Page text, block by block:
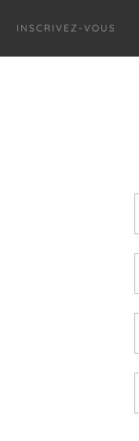
INSCRIVEZ-VOUS